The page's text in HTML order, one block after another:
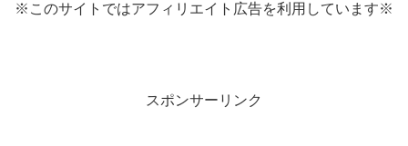
※このサイトではアフィリエイト広告を利用しています※
スポンサーリンク